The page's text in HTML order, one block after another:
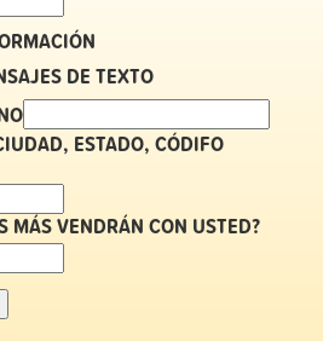
DE TEXTO
ESTADO, CÓDIFO
MÁS VENDRÁN CON USTED?